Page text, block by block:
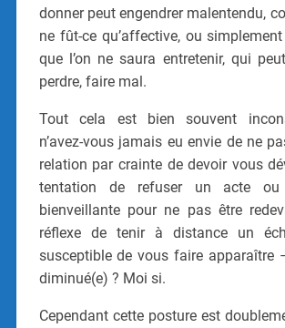
donner peut engendrer malentendu,
ne fût-ce qu’affective, ou
que l’on ne saura entretenir, qui
perdre, faire mal.
Tout cela est bien souvent
n’avez-vous jamais eu envie de ne
relation par crainte de devoir vous
tentation de refuser un acte ou
bienveillante pour ne pas être
réflexe de tenir à distance un
susceptible de vous faire apparaître
diminué(e) ? Moi si.
Cependant cette posture est